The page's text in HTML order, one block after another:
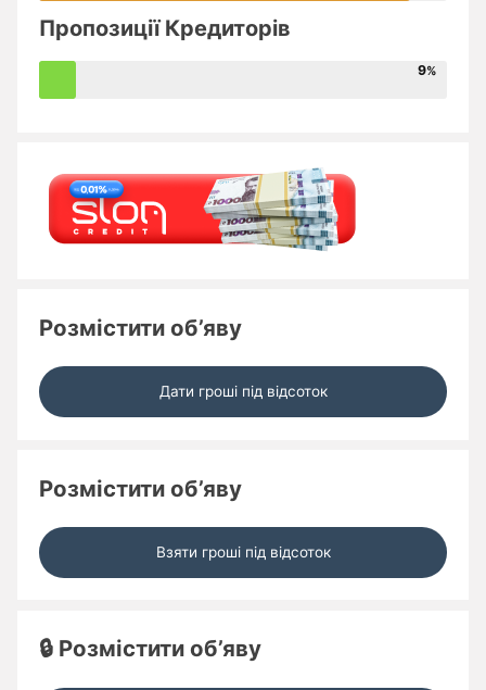
Пропозиції Кредиторів
9
Розмістити об’яву
Дати гроші під відсоток
Розмістити об’яву
Взяти гроші під відсоток
🔒 Розмістити об’яву